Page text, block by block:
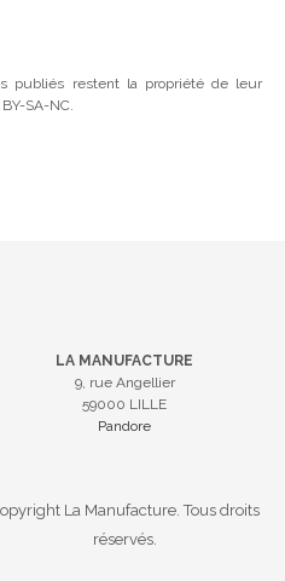
publiés restent la propriété de leur
SA-NC.
LA MANUFACTURE
9, rue Angellier
59000 LILLE
Pandore
La Manufacture. Tous droits
réservés.